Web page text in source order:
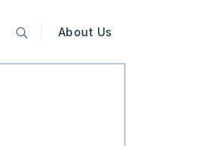
About Us